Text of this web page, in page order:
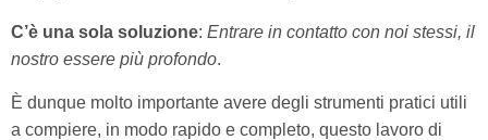
C’è una sola soluzione: Entrare in contatto con noi stessi, il
nostro essere più profondo.
È dunque molto importante avere degli strumenti pratici utili
a compiere, in modo rapido e completo, questo lavoro di